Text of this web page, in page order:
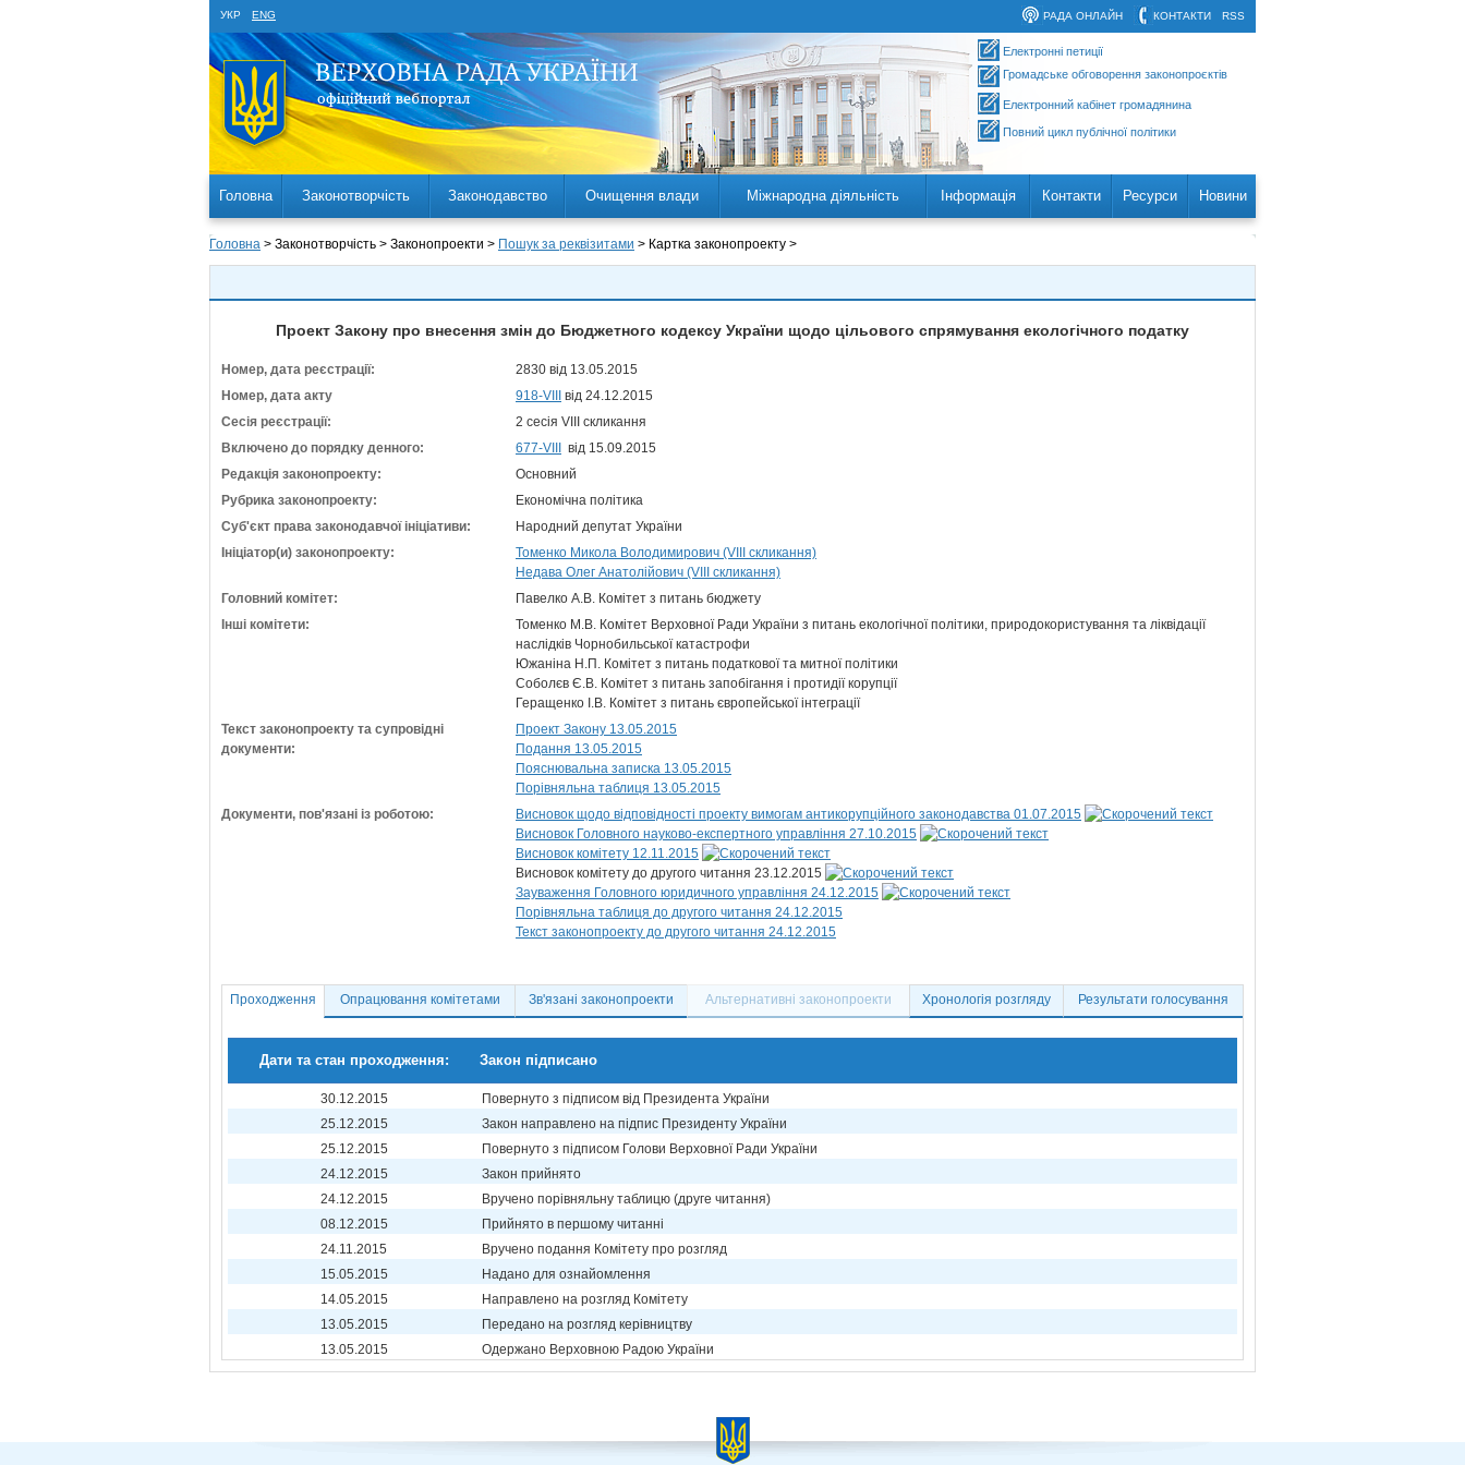
УКР ENG RSS
КОНТАКТИ
РАДА ОНЛАЙН
Електронні петиції
Громадське обговорення законопроєктів
Електронний кабінет громадянина
Повний цикл публічної політики
Головна Законотворчість Законодавство Очищення влади Міжнародна діяльність Інформація Контакти Ресурси Новини
Головна > Законотворчість > Законопроекти > Пошук за реквізитами > Картка законопроекту >
Проект Закону про внесення змін до Бюджетного кодексу України щодо цільового спрямування екологічного податку
Номер, дата реєстрації:
2830 від 13.05.2015
Номер, дата акту
918-VIII
від 24.12.2015
Сесія реєстрації:
2 сесія VIII скликання
Включено до порядку денного:
677-VIII
від 15.09.2015
Редакція законопроекту:
Основний
Рубрика законопроекту:
Економічна політика
Суб'єкт права законодавчої ініціативи:
Народний депутат України
Ініціатор(и) законопроекту:
Томенко Микола Володимирович (VIII скликання)
Недава Олег Анатолійович (VIII скликання)
Головний комітет:
Павелко А.В. Комітет з питань бюджету
Інші комітети:
Томенко М.В. Комітет Верховної Ради України з питань екологічної політики, природокористування та ліквідації
наслідків Чорнобильської катастрофи
Южаніна Н.П. Комітет з питань податкової та митної політики
Соболєв Є.В. Комітет з питань запобігання і протидії корупції
Геращенко І.В. Комітет з питань європейської інтеграції
Текст законопроекту та супровідні
документи:
Проект Закону 13.05.2015
Подання 13.05.2015
Пояснювальна записка 13.05.2015
Порівняльна таблиця 13.05.2015
Документи, пов'язані із роботою:
Висновок щодо відповідності проекту вимогам антикорупційного законодавства 01.07.2015
Висновок Головного науково-експертного управління 27.10.2015
Висновок комітету 12.11.2015
Висновок комітету до другого читання 23.12.2015
Зауваження Головного юридичного управління 24.12.2015
Порівняльна таблиця до другого читання 24.12.2015
Текст законопроекту до другого читання 24.12.2015
Проходження Опрацювання комітетами Зв'язані законопроекти Альтернативні законопроекти Хронологія розгляду Результати голосування
Дати та стан проходження: Закон підписано
30.12.2015
Повернуто з підписом від Президента України
25.12.2015
Закон направлено на підпис Президенту України
25.12.2015
Повернуто з підписом Голови Верховної Ради України
24.12.2015
Закон прийнято
24.12.2015
Вручено порівняльну таблицю (друге читання)
08.12.2015
Прийнято в першому читанні
24.11.2015
Вручено подання Комітету про розгляд
15.05.2015
Надано для ознайомлення
14.05.2015
Направлено на розгляд Комітету
13.05.2015
Передано на розгляд керівництву
13.05.2015
Одержано Верховною Радою України